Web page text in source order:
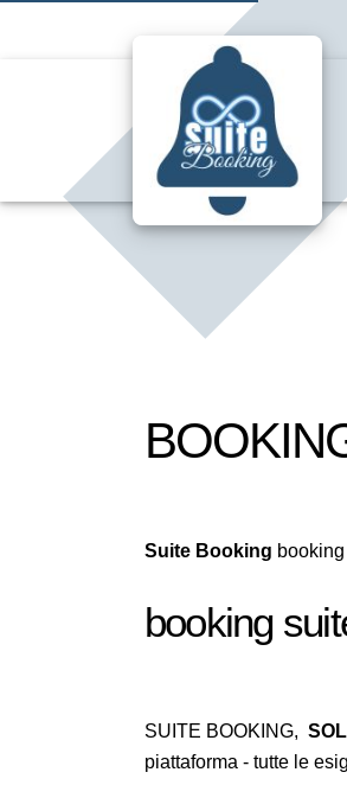
Suite Booking
booking
SUITE BOOKING,
piattaforma - tutte le